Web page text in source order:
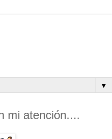
▼
mi atención....